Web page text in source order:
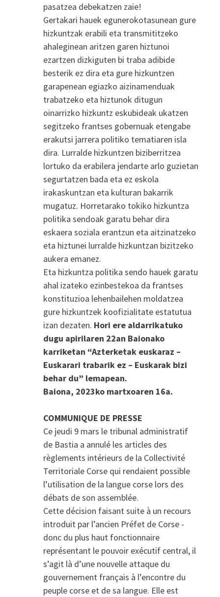
pasatzea debekatzen zaie!
Gertakari hauek egunerokotasunean gure
hizkuntzak erabili eta transmititzeko
ahaleginean aritzen garen hiztunoi
ezartzen dizkiguten bi traba adibide
besterik ez dira eta gure hizkuntzen
garapenean egiazko aizinamenduak
trabatzeko eta hiztunok ditugun
oinarrizko hizkuntz eskubideak ukatzen
segitzeko frantses gobernuak etengabe
erakutsi jarrera politiko tematiaren isla
dira. Lurralde hizkuntzen biziberritzea
lortuko da erabilera jendarte arlo guzietan
segurtatzen bada eta ez eskola
irakaskuntzan eta kulturan bakarrik
mugatuz. Horretarako tokiko hizkuntza
politika sendoak garatu behar dira
eskaera soziala erantzun eta aitzinatzeko
eta hiztunei lurralde hizkuntzan bizitzeko
aukera emanez.
Eta hizkuntza politika sendo hauek garatu
ahal izateko ezinbestekoa da frantses
konstituzioa lehenbailehen moldatzea
gure hizkuntzek koofizialitate estatutua
izan dezaten. Hori ere aldarrikatuko
dugu apirilaren 22an Baionako
karriketan “Azterketak euskaraz –
Euskarari trabarik ez – Euskarak bizi
behar du” lemapean.
Baiona, 2023ko martxoaren 16a.
COMMUNIQUE DE PRESSE
Ce jeudi 9 mars le tribunal administratif
de Bastia a annulé les articles des
règlements intérieurs de la Collectivité
Territoriale Corse qui rendaient possible
l’utilisation de la langue corse lors des
débats de son assemblée.
Cette décision faisant suite à un recours
introduit par l’ancien Préfet de Corse -
donc du plus haut fonctionnaire
représentant le pouvoir exécutif central, il
s’agit là d’une nouvelle attaque du
gouvernement français à l’encontre du
peuple corse et de sa langue. Elle est